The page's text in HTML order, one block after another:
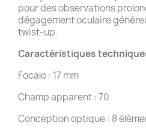
pour des observations
dégagement oculaire
twist-up.
Caractéristiques
Focale : 17 mm
Champ apparent : 70
Conception optique : 8